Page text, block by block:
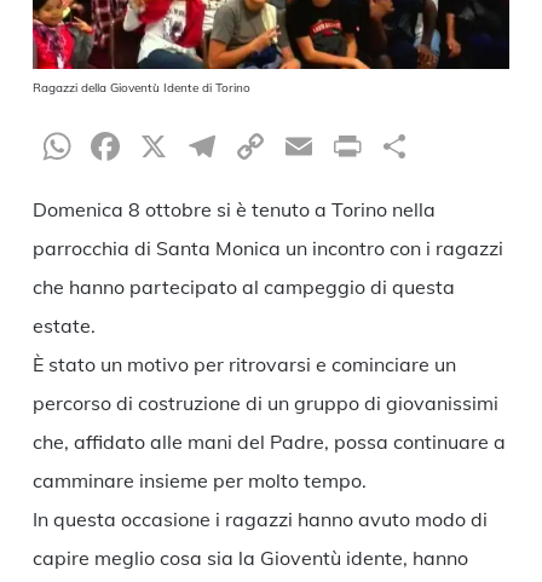
Ragazzi della Gioventù Idente di Torino
WhatsApp
Facebook
X Telegram
CopyEmailPrint
Domenica 8 ottobre si è tenuto a Torino nella
parrocchia di Santa Monica un incontro con i ragazzi
che hanno partecipato al campeggio di questa
estate.
È stato un motivo per ritrovarsi e cominciare un
percorso di costruzione di un gruppo di giovanissimi
che, affidato alle mani del Padre, possa continuare a
camminare insieme per molto tempo.
In questa occasione i ragazzi hanno avuto modo di
capire meglio cosa sia la Gioventù idente, hanno